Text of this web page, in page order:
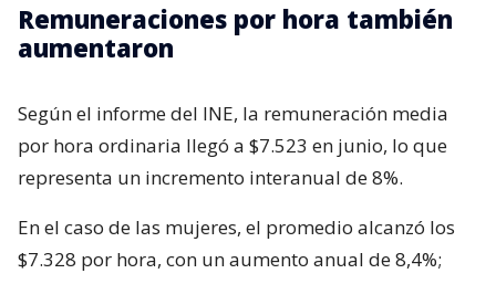
Remuneraciones por hora también
aumentaron
Según el informe del INE, la remuneración media
por hora ordinaria llegó a $7.523 en junio, lo que
representa un incremento interanual de 8%.
En el caso de las mujeres, el promedio alcanzó los
$7.328 por hora, con un aumento anual de 8,4%;